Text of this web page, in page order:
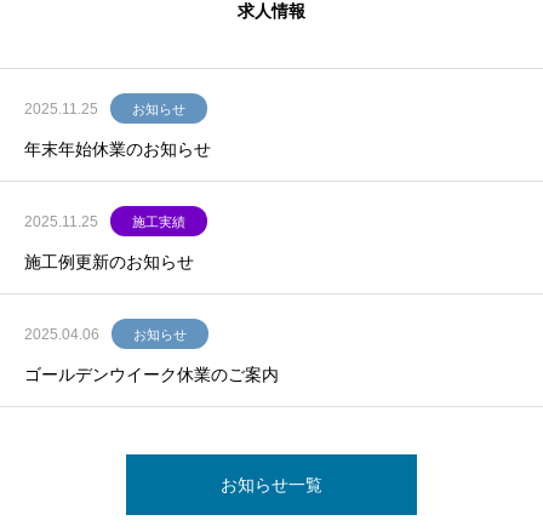
求人情報
2025.11.25 お知らせ
年末年始休業のお知らせ
2025.11.25 施工実績
施工例更新のお知らせ
2025.04.06 お知らせ
ゴールデンウイーク休業のご案内
お知らせ一覧